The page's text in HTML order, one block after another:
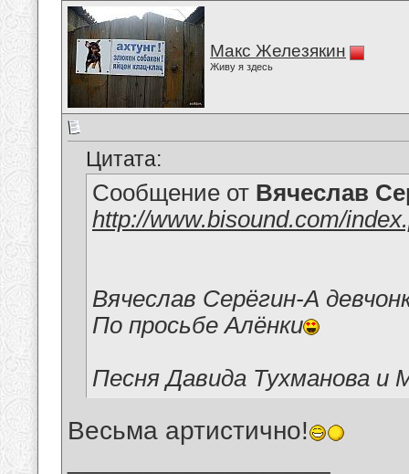
Макс Железякин
Живу я здесь
Цитата:
Сообщение от Вячеслав
http://www.bisound.com/
Вячеслав Серёгин-А
По просьбе Алёнки
Песня Давида Тухманова и
Весьма артистично!